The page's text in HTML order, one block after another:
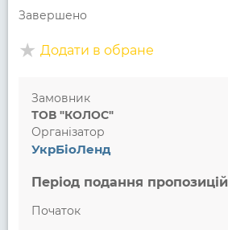
Завершено
Додати в обране
Замовник
ТОВ "КОЛОС"
Організатор
УкрБіоЛенд
Період подання пропозицій
Початок